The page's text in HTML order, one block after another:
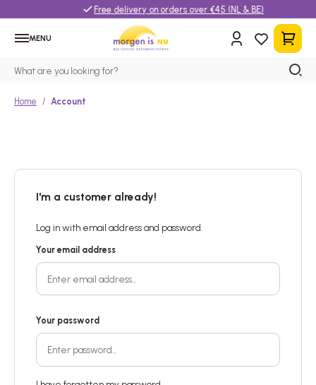
Free delivery on orders over €45 (NL & BE)
MENU
Home Account
I'm a customer already!
Log in with email address and password.
Your email address
Your password